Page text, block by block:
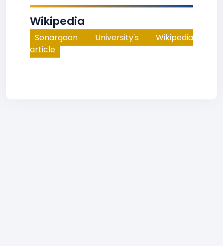
Wikipedia
Sonargaon University's Wikipedia
article